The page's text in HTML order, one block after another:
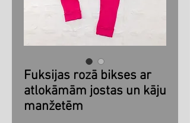
Fuksijas rozā bikses ar
atlokāmām jostas un kāju
manžetēm